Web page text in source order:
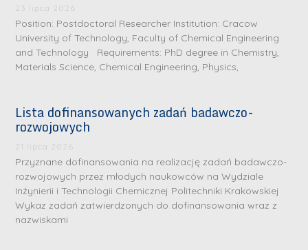
23 lipca 2026
Position: Postdoctoral Researcher Institution: Cracow
University of Technology, Faculty of Chemical Engineering
and Technology Requirements: PhD degree in Chemistry,
Materials Science, Chemical Engineering, Physics,
Lista dofinansowanych zadań badawczo-
rozwojowych
21 lipca 2026
Przyznane dofinansowania na realizację zadań badawczo-
rozwojowych przez młodych naukowców na Wydziale
Inżynierii i Technologii Chemicznej Politechniki Krakowskiej
Wykaz zadań zatwierdzonych do dofinansowania wraz z
nazwiskami
S
r
e
b
r
n
D